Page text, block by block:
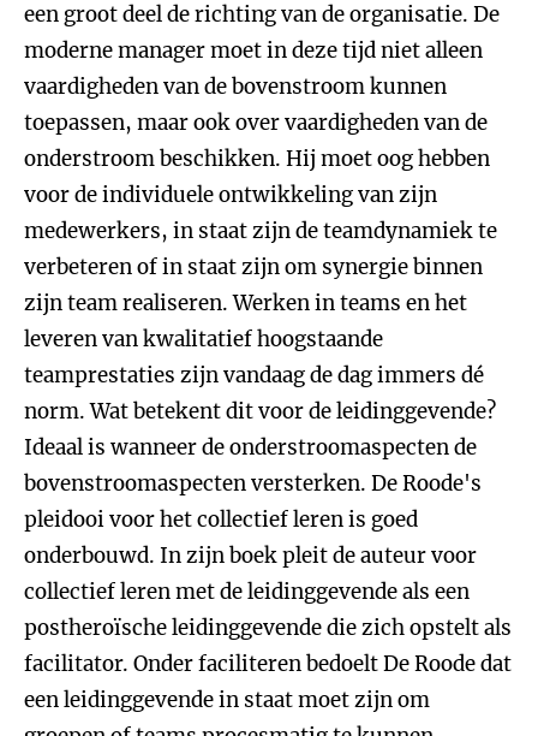
een groot deel de richting van de organisatie. De
moderne manager moet in deze tijd niet alleen
vaardigheden van de bovenstroom kunnen
toepassen, maar ook over vaardigheden van de
onderstroom beschikken. Hij moet oog hebben
voor de individuele ontwikkeling van zijn
medewerkers, in staat zijn de teamdynamiek te
verbeteren of in staat zijn om synergie binnen
zijn team realiseren. Werken in teams en het
leveren van kwalitatief hoogstaande
teamprestaties zijn vandaag de dag immers dé
norm. Wat betekent dit voor de leidinggevende?
Ideaal is wanneer de onderstroomaspecten de
bovenstroomaspecten versterken. De Roode's
pleidooi voor het collectief leren is goed
onderbouwd. In zijn boek pleit de auteur voor
collectief leren met de leidinggevende als een
postheroïsche leidinggevende die zich opstelt als
facilitator. Onder faciliteren bedoelt De Roode dat
een leidinggevende in staat moet zijn om